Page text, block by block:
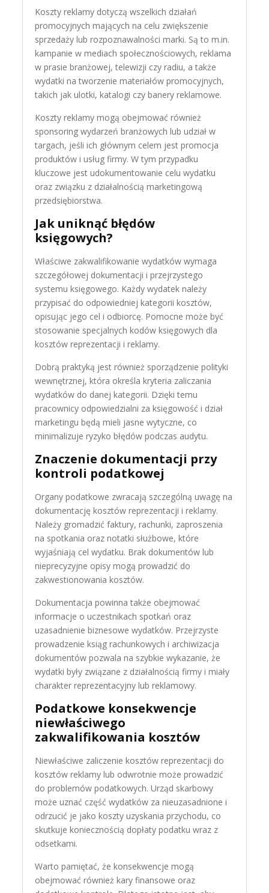
Koszty reklamy dotyczą wszelkich działań
promocyjnych mających na celu zwiększenie
sprzedaży lub rozpoznawalności marki. Są to m.in.
kampanie w mediach społecznościowych, reklama
w prasie branżowej, telewizji czy radiu, a także
wydatki na tworzenie materiałów promocyjnych,
takich jak ulotki, katalogi czy banery reklamowe.
Koszty reklamy mogą obejmować również
sponsoring wydarzeń branżowych lub udział w
targach, jeśli ich głównym celem jest promocja
produktów i usług firmy. W tym przypadku
kluczowe jest udokumentowanie celu wydatku
oraz związku z działalnością marketingową
przedsiębiorstwa.
Jak uniknąć błędów
księgowych?
Właściwe zakwalifikowanie wydatków wymaga
szczegółowej dokumentacji i przejrzystego
systemu księgowego. Każdy wydatek należy
przypisać do odpowiedniej kategorii kosztów,
opisując jego cel i odbiorcę. Pomocne może być
stosowanie specjalnych kodów księgowych dla
kosztów reprezentacji i reklamy.
Dobrą praktyką jest również sporządzenie polityki
wewnętrznej, która określa kryteria zaliczania
wydatków do danej kategorii. Dzięki temu
pracownicy odpowiedzialni za księgowość i dział
marketingu będą mieli jasne wytyczne, co
minimalizuje ryzyko błędów podczas audytu.
Znaczenie dokumentacji przy
kontroli podatkowej
Organy podatkowe zwracają szczególną uwagę na
dokumentację kosztów reprezentacji i reklamy.
Należy gromadzić faktury, rachunki, zaproszenia
na spotkania oraz notatki służbowe, które
wyjaśniają cel wydatku. Brak dokumentów lub
nieprecyzyjne opisy mogą prowadzić do
zakwestionowania kosztów.
Dokumentacja powinna także obejmować
informacje o uczestnikach spotkań oraz
uzasadnienie biznesowe wydatków. Przejrzyste
prowadzenie ksiąg rachunkowych i archiwizacja
dokumentów pozwala na szybkie wykazanie, że
wydatki były związane z działalnością firmy i miały
charakter reprezentacyjny lub reklamowy.
Podatkowe konsekwencje
niewłaściwego
zakwalifikowania kosztów
Niewłaściwe zaliczenie kosztów reprezentacji do
kosztów reklamy lub odwrotnie może prowadzić
do problemów podatkowych. Urząd skarbowy
może uznać część wydatków za nieuzasadnione i
odrzucić je jako koszty uzyskania przychodu, co
skutkuje koniecznością dopłaty podatku wraz z
odsetkami.
Warto pamiętać, że konsekwencje mogą
obejmować również kary finansowe oraz